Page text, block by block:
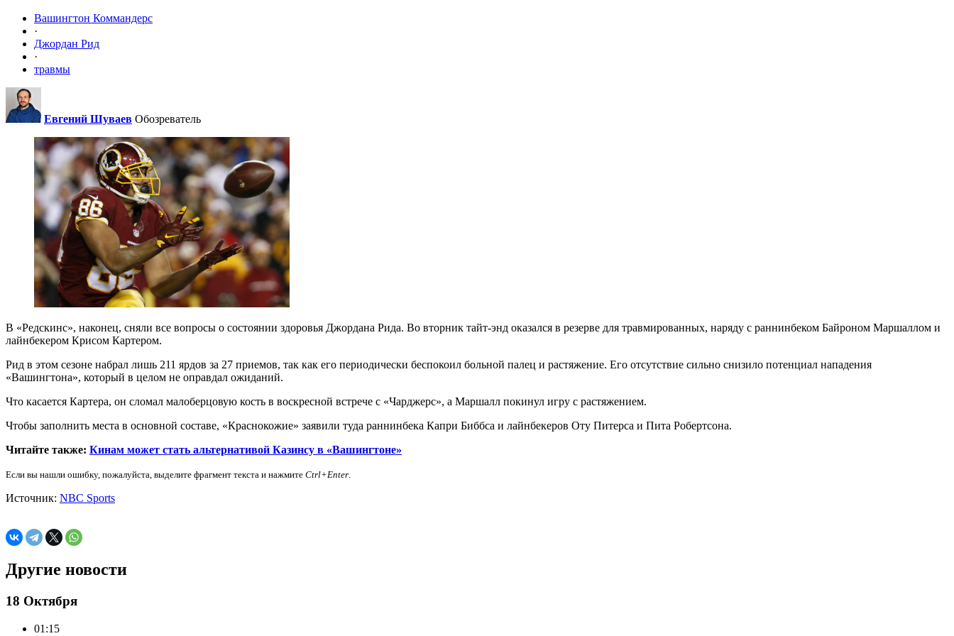
Вашингтон Коммандерс
·
Джордан Рид
·
травмы
Евгений Шуваев Обозреватель
В «Редскинс», наконец, сняли все вопросы о состоянии здоровья Джордана Рида. Во вторник тайт-энд оказался в резерве для травмированных, наряду с раннинбеком Байроном Маршаллом и
лайнбекером Крисом Картером.
Рид в этом сезоне набрал лишь 211 ярдов за 27 приемов, так как его периодически беспокоил больной палец и растяжение. Его отсутствие сильно снизило потенциал нападения
«Вашингтона», который в целом не оправдал ожиданий.
Что касается Картера, он сломал малоберцовую кость в воскресной встрече с «Чарджерс», а Маршалл покинул игру с растяжением.
Чтобы заполнить места в основной составе, «Краснокожие» заявили туда раннинбека Капри Биббса и лайнбекеров Оту Питерса и Пита Робертсона.
Читайте также: Кинам может стать альтернативой Казинсу в «Вашингтоне»
Если вы нашли ошибку, пожалуйста, выделите фрагмент текста и нажмите Ctrl+Enter.
Источник: NBC Sports
Другие новости
18 Октября
01:15